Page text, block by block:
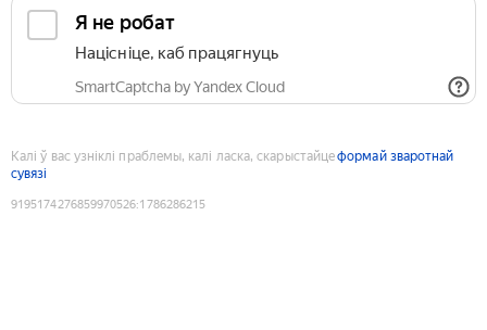
Я не робат
Націсніце, каб працягнуць
SmartCaptcha by Yandex Cloud
Калі ў вас узніклі праблемы, калі ласка, скарыстайцеформай зваротнай
сувязі
9195174276859970526:1786286215